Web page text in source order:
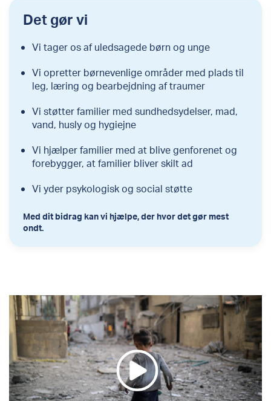
Det gør vi
Vi tager os af uledsagede børn og unge
Vi opretter børnevenlige områder med plads til
leg, læring og bearbejdning af traumer
Vi støtter familier med sundhedsydelser, mad,
vand, husly og hygiejne
Vi hjælper familier med at blive genforenet og
forebygger, at familier bliver skilt ad
Vi yder psykologisk og social støtte
Med dit bidrag kan vi hjælpe, der hvor det gør mest
ondt.